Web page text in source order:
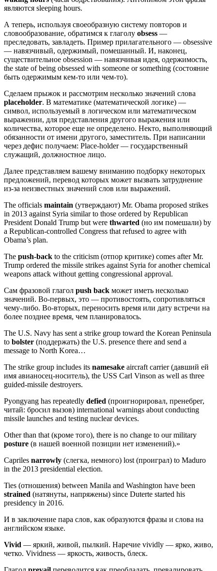
являются sleeping hours.
А теперь, используя своеобразную систему повторов и
словообразование, обратимся к глаголу obsess —
преследовать, завладеть. Пример прилагательного — obsessive
— навязчивый, одержимый, помешанный. И, наконец,
существительное obsession — навязчивая идея, одержимость,
the state of being obsessed with someone or something (состояние
быть одержимым кем-то или чем-то).
Сделаем прыжок и рассмотрим несколько значений слова
placeholder. В математике (математической логике) —
символ, используемый в логическом или математическом
выражении, для представления другого выражения или
количества, которое еще не определено. Некто, выполняющий
обязанности от имени другого, заместитель. При написании
через дефис получаем: Place-holder — государственный
служащий, должностное лицо.
Далее представляем вашему вниманию подборку некоторых
предложений, перевод которых может вызвать затруднение
из-за неизвестных значений слов или выражений.
The officials maintain (утверждают) Mr. Obama proposed strikes
in 2013 against Syria similar to those ordered by Republican
President Donald Trump but were thwarted (но им помешали) by
a Republican-controlled Congress that refused to agree with
Obama’s plan.
The push-back to the criticism (отпор критике) comes after Mr.
Trump ordered the missile strikes against Syria for another chemical
weapons attack without getting congressional approval.
Сам фразовой глагол push back может иметь несколько
значений. Во-первых, это — противостоять, сопротивляться
чему-либо. Во-вторых, переносить время или дату встречи на
более позднее время, чем планировалось.
The U.S. Navy has sent a strike group toward the Korean Peninsula
to bolster (поддержать) the U.S. presence there and send a
message to North Korea…
The strike group includes its namesake aircraft carrier (давший ей
имя авианосец-носитель), the USS Carl Vinson as well as three
guided-missile destroyers.
Pyongyang has repeatedly defied (проигнорировал, пренебрег,
читай: бросил вызов) international warnings about conducting
missile launches and testing nuclear devices.
Other than that (кроме того), there is no change to our military
posture (в нашей военной позиции нет изменений).»
Capriles narrowly (слегка, немного) lost (проиграл) to Maduro
in the 2013 presidential election.
Ties (отношения) between Manila and Washington have been
strained (натянуты, напряжены) since Duterte started his
presidency in 2016.
И в заключение пара слов, как образуются фразы и слова на
английском языке.
Vivid — яркий, живой, пылкий. Наречие vividly — ярко, живо,
четко. Vividness — яркость, живость, блеск.